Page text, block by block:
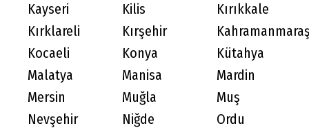
Kayseri
Kilis
Kırıkkale
Kırklareli
Kırşehir
Kocaeli
Konya
Kütahya
Malatya
Manisa
Mardin
Mersin
Muğla
Muş
Nevşehir
Niğde
Ordu